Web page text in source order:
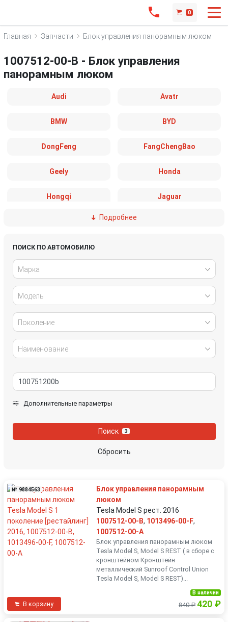
0
Главная Запчасти Блок управления панорамным люком
1007512-00-B - Блок управления
панорамным люком
Audi Avatr
BMW BYD
DongFeng FangChengBao
Geely Honda
Hongqi Jaguar
Lexus
Rivian
Volkswagen
Zeekr
Подробнее
ПОИСК ПО АВТОМОБИЛЮ
Марка
Модель
Поколение
Наименование
Дополнительные параметры
Поиск 3
Сбросить
№ 9884563
Блок управления панорамным
люком
Tesla Model S рест. 2016
1007512-00-B, 1013496-00-F,
1007512-00-A
Блок управления панорамным люком
Tesla Model S, Model S REST ( в сборе с
кронштейном Кронштейн
металлический Sunroof Control Union
Tesla Model S, Model S REST)...
В корзину
В наличии
840 ₽ 420 ₽